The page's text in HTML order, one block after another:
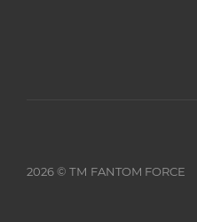
2026 © ТМ FANTOM FORCЕ